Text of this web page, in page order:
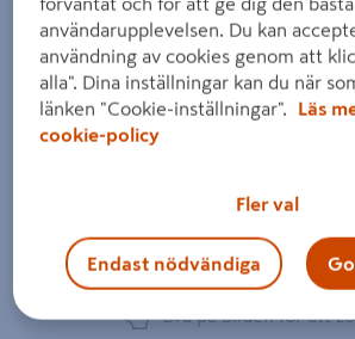
Dra på bilden för att
användarupplevelsen. Du kan
användning av cookies genom att
alla". Dina inställningar kan du när
länken "Cookie-inställningar".
Läs
cookie-policy
Fler val
Endast nödvändiga